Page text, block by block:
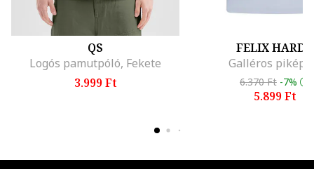
QS
Logós pamutpóló, Fekete
3.999 Ft
FELIX HARDY
Galléros
6.370 Ft -7%
5.899 Ft